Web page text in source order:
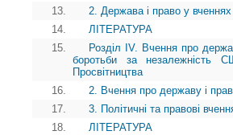
13.
2. Держава і право у
14.
ЛІТЕРАТУРА
15.
Розділ IV. Вчення про
боротьби за незалежність
Просвітництва
16.
2. Вчення про державу і
17.
3. Політичні та правові
18.
ЛІТЕРАТУРА